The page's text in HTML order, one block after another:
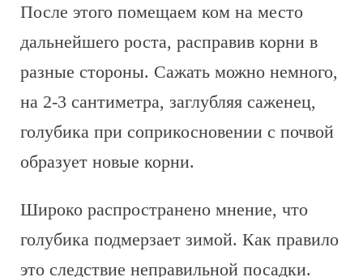
После этого помещаем ком на место
дальнейшего роста, расправив корни в
разные стороны. Сажать можно немного,
на 2-3 сантиметра, заглубляя саженец,
голубика при соприкосновении с почвой
образует новые корни.
Широко распространено мнение, что
голубика подмерзает зимой. Как правило
это следствие неправильной посадки.